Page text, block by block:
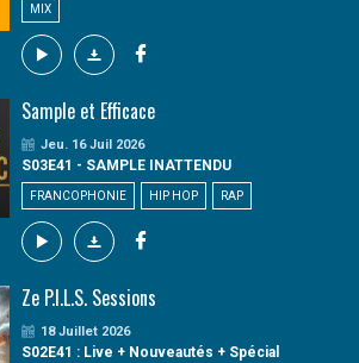
MIX
Sample et Efficace
Jeu. 16 Juil 2026
S03E41 - SAMPLE INATTENDU
FRANCOPHONIE HIP HOP RAP
Ze P.I.L.S. Sessions
18 Juillet 2026
S02E41 : Live + Nouveautés + Spécial